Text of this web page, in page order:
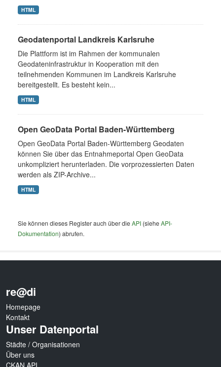
HTML
Geodatenportal Landkreis Karlsruhe
Die Plattform ist im Rahmen der kommunalen
Geodateninfrastruktur in Kooperation mit den
teilnehmenden Kommunen im Landkreis Karlsruhe
bereitgestellt. Es besteht kein...
HTML
Open GeoData Portal Baden-Württemberg
Open GeoData Portal Baden-Württemberg Geodaten
können Sie über das Entnahmeportal Open GeoData
unkompliziert herunterladen. Die vorprozessierten Daten
werden als ZIP-Archive...
HTML
Sie können dieses Register auch über dieAPI (sieheAPI-
Dokumentation) abrufen.
re@di
Homepage
Kontakt
Unser Datenportal
Städte / Organisationen
Über uns
CKAN API